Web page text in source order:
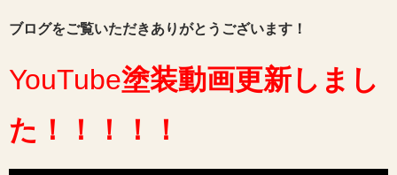
ブログをご覧いただきありがとうございます！
YouTube塗装動画更新しまし
た ！！！！！